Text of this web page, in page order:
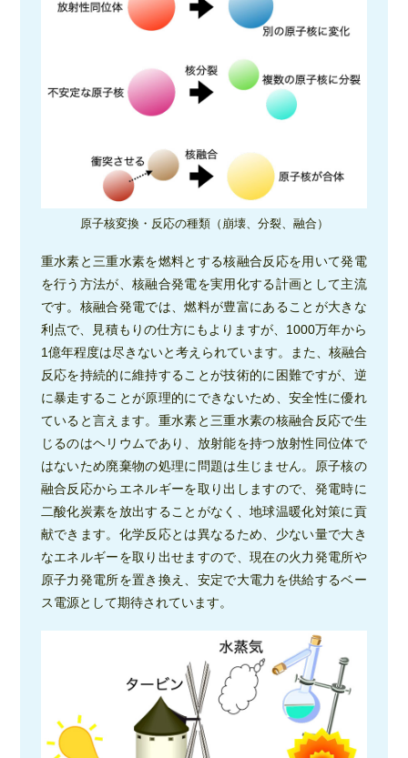
原子核変換・反応の種類（崩壊、分裂、融合）
重水素と三重水素を燃料とする核融合反応を用いて発電
を行う方法が、核融合発電を実用化する計画として主流
です。核融合発電では、燃料が豊富にあることが大きな
利点で、見積もりの仕方にもよりますが、1000万年から
1億年程度は尽きないと考えられています。また、核融合
反応を持続的に維持することが技術的に困難ですが、逆
に暴走することが原理的にできないため、安全性に優れ
ていると言えます。重水素と三重水素の核融合反応で生
じるのはヘリウムであり、放射能を持つ放射性同位体で
はないため廃棄物の処理に問題は生じません。原子核の
融合反応からエネルギーを取り出しますので、発電時に
二酸化炭素を放出することがなく、地球温暖化対策に貢
献できます。化学反応とは異なるため、少ない量で大き
なエネルギーを取り出せますので、現在の火力発電所や
原子力発電所を置き換え、安定で大電力を供給するベー
ス電源として期待されています。